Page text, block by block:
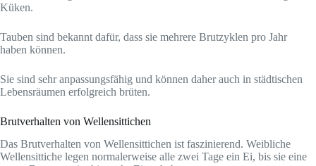
Küken.
Tauben sind bekannt dafür, dass sie mehrere Brutzyklen pro Jahr
haben können.
Sie sind sehr anpassungsfähig und können daher auch in städtischen
Lebensräumen erfolgreich brüten.
Brutverhalten von Wellensittichen
Das Brutverhalten von Wellensittichen ist faszinierend. Weibliche
Wellensittiche legen normalerweise alle zwei Tage ein Ei, bis sie eine